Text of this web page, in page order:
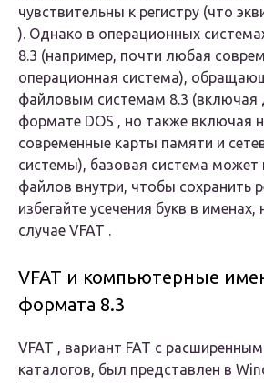
чувствительны к регистру (что
). Однако в операционных
8.3 (например, почти любая
операционная система),
файловым системам 8.3 (включая
формате DOS , но также включая
современные карты памяти и
системы), базовая система может
файлов внутри, чтобы сохранить
избегайте усечения букв в именах,
случае VFAT .
VFAT и компьютерные
формата 8.3
VFAT , вариант FAT с
каталогов, был представлен в